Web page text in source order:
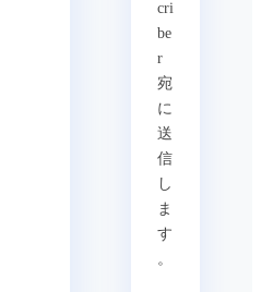
cri
be
r
宛
に
送
信
し
ま
す
。